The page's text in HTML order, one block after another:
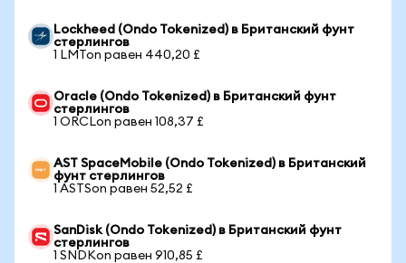
Lockheed (Ondo Tokenized) в Британский фунт
стерлингов
1 LMTon равен 440,20 £
Oracle (Ondo Tokenized) в Британский фунт
стерлингов
1 ORCLon равен 108,37 £
AST SpaceMobile (Ondo Tokenized) в Британский
фунт стерлингов
1 ASTSon равен 52,52 £
SanDisk (Ondo Tokenized) в Британский фунт
стерлингов
1 SNDKon равен 910,85 £